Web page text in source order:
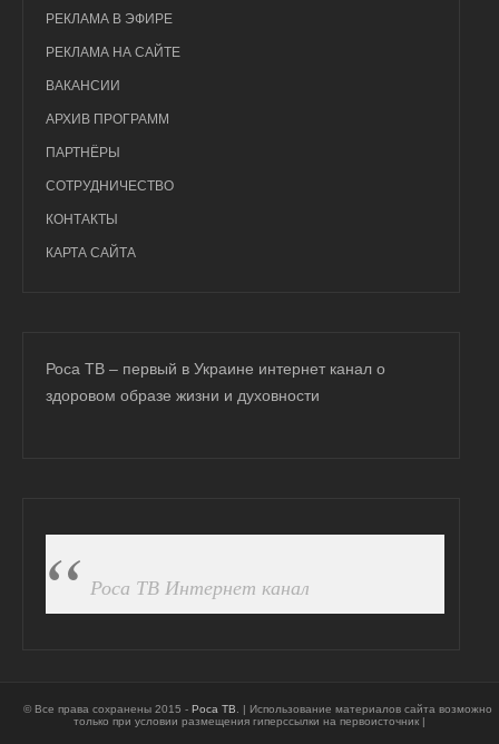
РЕКЛАМА В ЭФИРЕ
РЕКЛАМА НА САЙТЕ
ВАКАНСИИ
АРХИВ ПРОГРАММ
ПАРТНЁРЫ
СОТРУДНИЧЕСТВО
КОНТАКТЫ
КАРТА САЙТА
Роса ТВ – первый в Украине интернет канал о
здоровом образе жизни и духовности
ПОДПИСАТЬСЯ НА FB
Роса ТВ Интернет канал
© Все права сохранены 2015 - Роса ТВ . | Использование материалов сайта возможно
только при условии размещения гиперссылки на первоисточник |